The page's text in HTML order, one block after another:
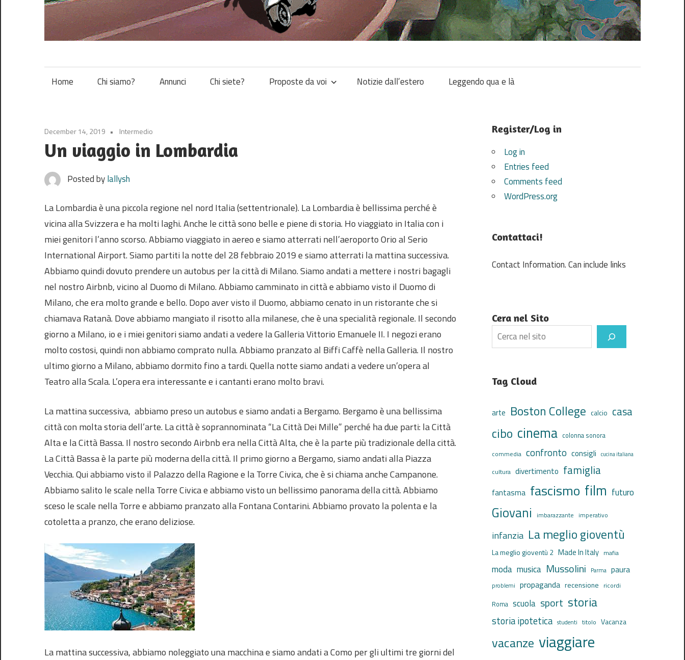
Vespa
Home Chi siamo? Annunci Chi siete? Proposte da voi Notizie dall’estero Leggendo qua e là
December 14, 2019 Intermedio
Un viaggio in Lombardia
Posted bylallysh
La Lombardia è una piccola regione nel nord Italia (settentrionale). La Lombardia è bellissima perché è
vicina alla Svizzera e ha molti laghi. Anche le città sono belle e piene di storia. Ho viaggiato in Italia con i
miei genitori l’anno scorso. Abbiamo viaggiato in aereo e siamo atterrati nell’aeroporto Orio al Serio
International Airport. Siamo partiti la notte del 28 febbraio 2019 e siamo atterrati la mattina successiva.
Abbiamo quindi dovuto prendere un autobus per la città di Milano. Siamo andati a mettere i nostri bagagli
nel nostro Airbnb, vicino al Duomo di Milano. Abbiamo camminato in città e abbiamo visto il Duomo di
Milano, che era molto grande e bello. Dopo aver visto il Duomo, abbiamo cenato in un ristorante che si
chiamava Ratanà. Dove abbiamo mangiato il risotto alla milanese, che è una specialità regionale. Il secondo
giorno a Milano, io e i miei genitori siamo andati a vedere la Galleria Vittorio Emanuele II. I negozi erano
molto costosi, quindi non abbiamo comprato nulla. Abbiamo pranzato al Biffi Caffè nella Galleria. Il nostro
ultimo giorno a Milano, abbiamo dormito fino a tardi. Quella notte siamo andati a vedere un’opera al
Teatro alla Scala. L’opera era interessante e i cantanti erano molto bravi.
La mattina successiva, abbiamo preso un autobus e siamo andati a Bergamo. Bergamo è una bellissima
città con molta storia dell’arte. La città è soprannominata “La Città Dei Mille” perché ha due parti: la Città
Alta e la Città Bassa. Il nostro secondo Airbnb era nella Città Alta, che è la parte più tradizionale della città.
La Città Bassa è la parte più moderna della città. Il primo giorno a Bergamo, siamo andati alla Piazza
Vecchia. Qui abbiamo visto il Palazzo della Ragione e la Torre Civica, che è si chiama anche Campanone.
Abbiamo salito le scale nella Torre Civica e abbiamo visto un bellissimo panorama della città. Abbiamo
sceso le scale nella Torre e abbiamo pranzato alla Fontana Contarini. Abbiamo provato la polenta e la
cotoletta a pranzo, che erano deliziose.
La mattina successiva, abbiamo noleggiato una macchina e siamo andati a Como per gli ultimi tre giorni del
Register/Log in
Log in
Entries feed
Comments feed
WordPress.org
Contattaci!
Contact Information. Can include links
Cera nel Sito
Search
Tag Cloud
arte Boston College calcio casa
cibo cinema colonna sonora
commedia confronto consigli cucina italiana
cultura divertimento famiglia
fantasma fascismo film futuro
Giovani imbarazzante imperativo
infanzia La meglio gioventù
La meglio gioventù 2 Made In Italy mafia
moda musica Mussolini Parma paura
problemi propaganda recensione ricordi
Roma scuola sport storia
storia ipotetica studenti titolo Vacanza
vacanze viaggiare